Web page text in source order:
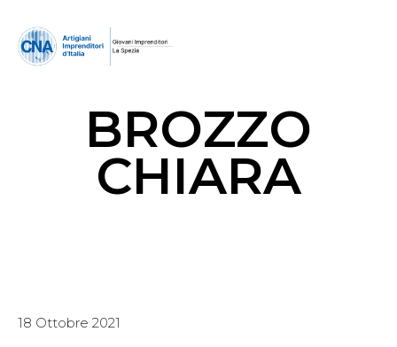
BROZZO
CHIARA
18 Ottobre 2021